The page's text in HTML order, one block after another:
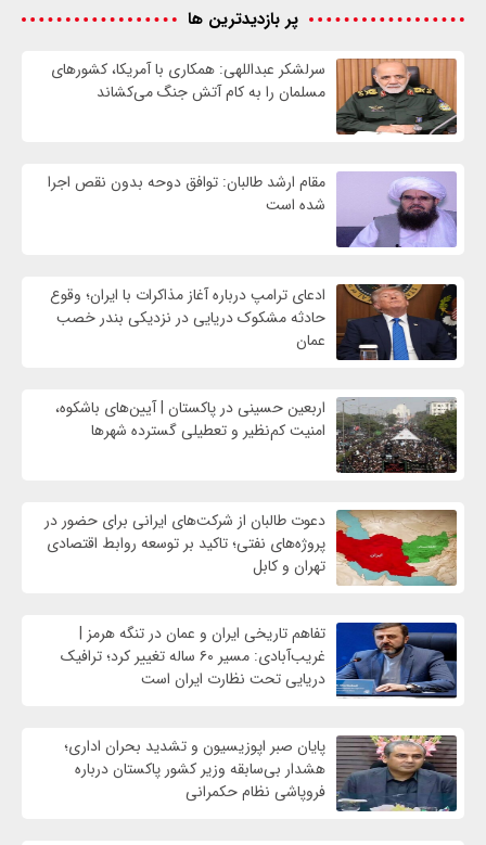
پر بازدیدترین ها
سرلشکر عبداللهی: همکاری با آمریکا، کشورهای
مسلمان را به کام آتش جنگ می‌کشاند
مقام ارشد طالبان: توافق دوحه بدون نقص اجرا
شده است
ادعای ترامپ درباره آغاز مذاکرات با ایران؛ وقوع
حادثه مشکوک دریایی در نزدیکی بندر خصب
عمان
اربعین حسینی در پاکستان | آیین‌های باشکوه،
امنیت کم‌نظیر و تعطیلی گسترده شهرها
دعوت طالبان از شرکت‌های ایرانی برای حضور در
پروژه‌های نفتی؛ تاکید بر توسعه روابط اقتصادی
تهران و کابل
تفاهم تاریخی ایران و عمان در تنگه هرمز |
غریب‌آبادی: مسیر ۶۰ ساله تغییر کرد؛ ترافیک
دریایی تحت نظارت ایران است
پایان صبر اپوزیسیون و تشدید بحران اداری؛
هشدار بی‌سابقه وزیر کشور پاکستان درباره
فروپاشی نظام حکمرانی